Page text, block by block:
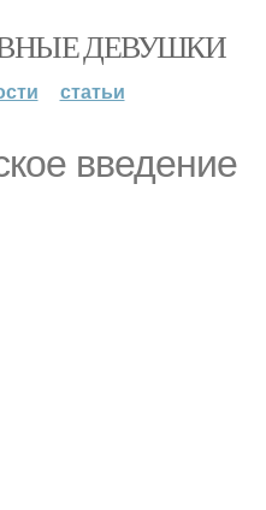
ДЕВУШКИ
статьи
введение